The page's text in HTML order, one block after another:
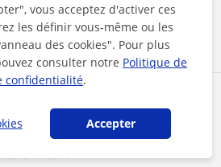
Contacter
offert
(31 avis)
vous acceptez d'activer ces
les définir vous-même ou les
des cookies". Pour plus
consulter notre Politique de
confidentialité.
Accepter